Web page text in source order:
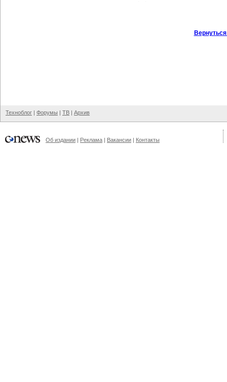
Техноблог | Форумы | ТВ | Архив
Об издании | Реклама | Вакансии | Контакты